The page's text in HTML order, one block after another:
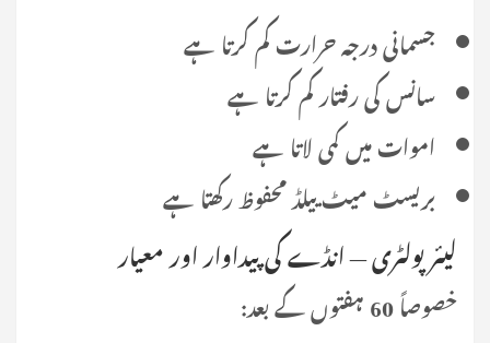
جسمانی درجہ حرارت کم کرتا ہے
سانس کی رفتار کم کرتا ہے
اموات میں کمی لاتا ہے
بریسٹ میٹ ییلڈ محفوظ رکھتا ہے
لیئر پولٹری — انڈے کی پیداوار اور معیار
خصوصاً 60 ہفتوں کے بعد: